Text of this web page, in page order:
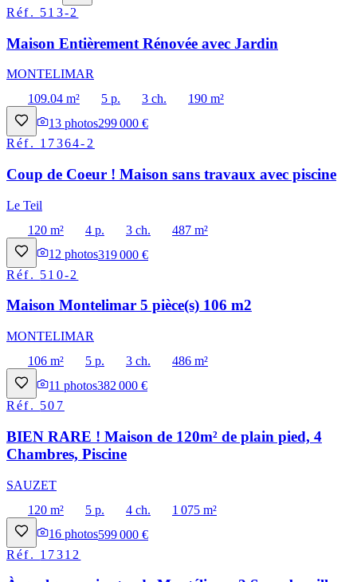
Réf. 513-2
Maison Entièrement Rénovée avec Jardin
MONTELIMAR
109.04 m²
5 p. 3 ch.
190 m²
13 photos299 000 €
Réf. 17364-2
Coup de Coeur ! Maison sans travaux avec piscine
Le Teil
120 m²
4 p. 3 ch.
487 m²
12 photos319 000 €
Réf. 510-2
Maison Montelimar 5 pièce(s) 106 m2
MONTELIMAR
106 m²
5 p. 3 ch.
486 m²
11 photos382 000 €
Réf. 507
BIEN RARE ! Maison de 120m² de plain pied, 4
Chambres, Piscine
SAUZET
120 m²
5 p. 4 ch.
1 075 m²
16 photos599 000 €
Réf. 17312